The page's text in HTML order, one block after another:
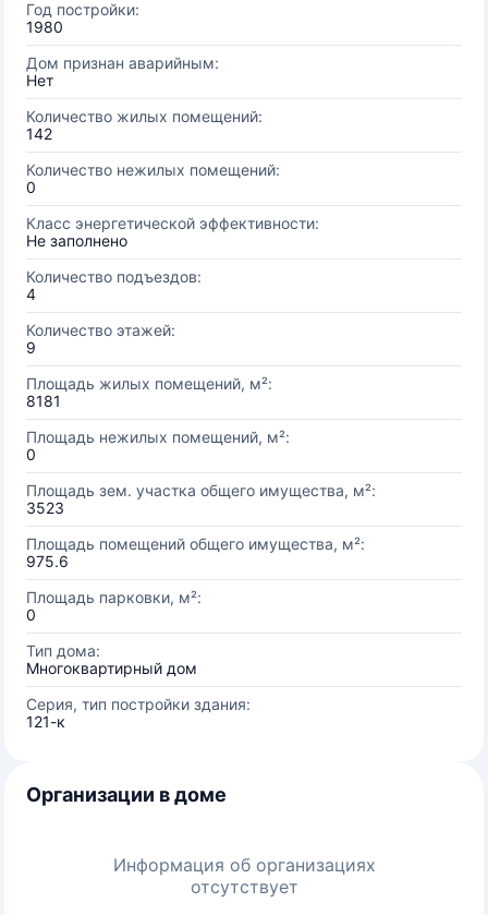
Год постройки:
1980
Дом признан аварийным:
Нет
Количество жилых помещений:
142
Количество нежилых помещений:
0
Класс энергетической эффективности:
Не заполнено
Количество подъездов:
4
Количество этажей:
9
Площадь жилых помещений, м²:
8181
Площадь нежилых помещений, м²:
0
Площадь зем. участка общего имущества, м²:
3523
Площадь помещений общего имущества, м²:
975.6
Площадь парковки, м²:
0
Тип дома:
Многоквартирный дом
Серия, тип постройки здания:
121-к
Организации в доме
Информация об организациях
отсутствует